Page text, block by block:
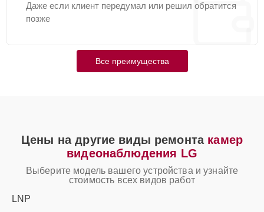
Даже если клиент передумал или решил обратится
позже
Все преимущества
Цены на другие виды ремонта камер
видеонаблюдения LG
Выберите модель вашего устройства и узнайте
стоимость всех видов работ
LNP